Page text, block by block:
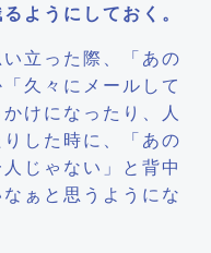
ようにしておく。
立った際、「あの
久々にメールして
けになったり、人
した時に、「あの
じゃない」と背中
ぁと思うようにな